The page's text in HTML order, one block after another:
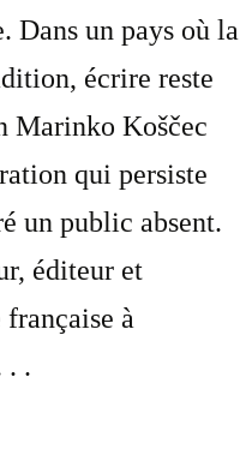
Dans un pays où la
écrire reste
Marinko Koščec
qui persiste
un public absent.
éditeur et
à
. .